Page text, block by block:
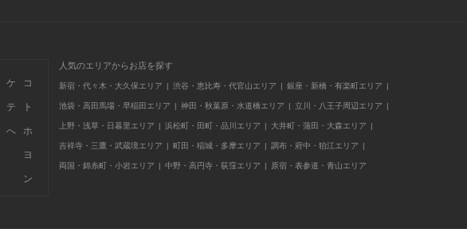
ケ コ
テ ト
へ ホ
ヨ
ン
人気のエリアからお店を探す
新宿・代々木・大久保エリア 渋谷・恵比寿・代官山エリア 銀座・新橋・有楽町エリア
池袋・高田馬場・早稲田エリア 神田・秋葉原・水道橋エリア 立川・八王子周辺エリア
上野・浅草・日暮里エリア 浜松町・田町・品川エリア 大井町・蒲田・大森エリア
吉祥寺・三鷹・武蔵境エリア 町田・稲城・多摩エリア 調布・府中・狛江エリア
両国・錦糸町・小岩エリア 中野・高円寺・荻窪エリア 原宿・表参道・青山エリア